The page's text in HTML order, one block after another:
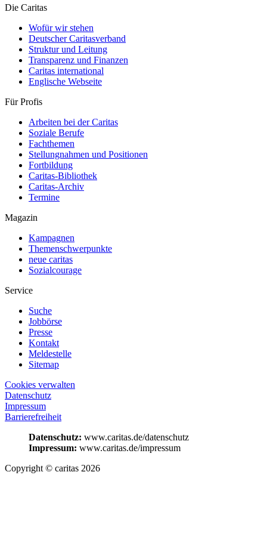
Die Caritas
Wofür wir stehen
Deutscher Caritasverband
Struktur und Leitung
Transparenz und Finanzen
Caritas international
Englische Webseite
Für Profis
Arbeiten bei der Caritas
Soziale Berufe
Fachthemen
Stellungnahmen und Positionen
Fortbildung
Caritas-Bibliothek
Caritas-Archiv
Termine
Magazin
Kampagnen
Themenschwerpunkte
neue caritas
Sozialcourage
Service
Suche
Jobbörse
Presse
Kontakt
Meldestelle
Sitemap
Cookies verwalten
Datenschutz
Impressum
Barrierefreiheit
Datenschutz: www.caritas.de/datenschutz
Impressum: www.caritas.de/impressum
Copyright © caritas 2026